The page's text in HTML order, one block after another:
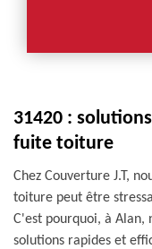
31420 :
fuite toiture
Chez Couverture J.T,
toiture peut être
C'est pourquoi, à Alan,
solutions rapides et